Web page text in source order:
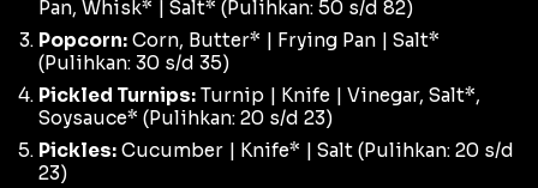
Pan, Whisk* | Salt* (Pulihkan: 50 s/d 82)
Popcorn: Corn, Butter* | Frying Pan | Salt*
(Pulihkan: 30 s/d 35)
Pickled Turnips: Turnip | Knife | Vinegar, Salt*,
Soysauce* (Pulihkan: 20 s/d 23)
Pickles: Cucumber | Knife* | Salt (Pulihkan: 20 s/d
23)